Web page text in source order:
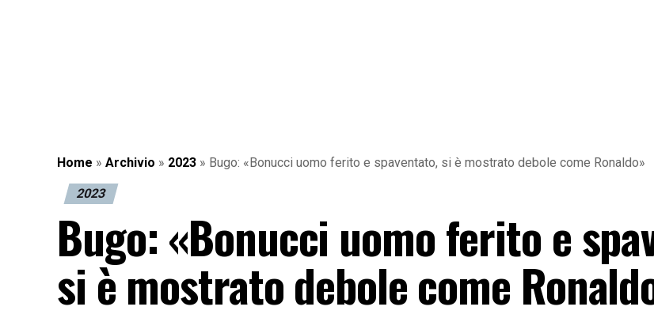
Home » Archivio » 2023 » Bugo: «Bonucci uomo ferito e spaventato, si è mostrato debole come Ronaldo»
2023
Bugo: «Bonucci uomo ferito e
si è mostrato debole come